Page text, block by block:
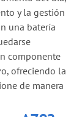
y la gestión
una batería
componente
ofreciendo la
de manera